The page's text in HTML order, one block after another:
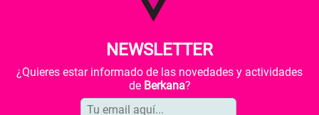
NEWSLETTER
¿Quieres estar informado de las novedades y actividades
de Berkana?